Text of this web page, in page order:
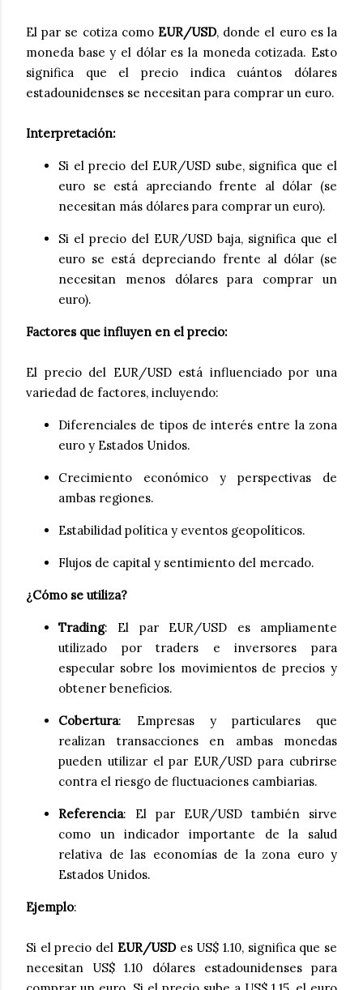
El par se cotiza como EUR/USD, donde el euro es la
moneda base y el dólar es la moneda cotizada. Esto
significa que el precio indica cuántos dólares
estadounidenses se necesitan para comprar un euro.
Interpretación:
Si el precio del EUR/USD sube, significa que el
euro se está apreciando frente al dólar (se
necesitan más dólares para comprar un euro).
Si el precio del EUR/USD baja, significa que el
euro se está depreciando frente al dólar (se
necesitan menos dólares para comprar un
euro).
Factores que influyen en el precio:
El precio del EUR/USD está influenciado por una
variedad de factores, incluyendo:
Diferenciales de tipos de interés entre la zona
euro y Estados Unidos.
Crecimiento económico y perspectivas de
ambas regiones.
Estabilidad política y eventos geopolíticos.
Flujos de capital y sentimiento del mercado.
¿Cómo se utiliza?
Trading: El par EUR/USD es ampliamente
utilizado por traders e inversores para
especular sobre los movimientos de precios y
obtener beneficios.
Cobertura: Empresas y particulares que
realizan transacciones en ambas monedas
pueden utilizar el par EUR/USD para cubrirse
contra el riesgo de fluctuaciones cambiarias.
Referencia: El par EUR/USD también sirve
como un indicador importante de la salud
relativa de las economías de la zona euro y
Estados Unidos.
Ejemplo:
Si el precio del EUR/USDes US$ 1.10, significa que se
necesitan US$ 1.10 dólares estadounidenses para